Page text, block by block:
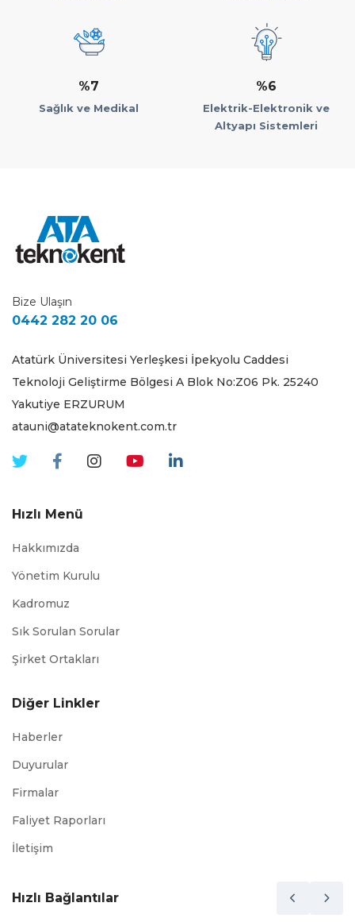
%7
Sağlık ve Medikal
%6
Elektrik-Elektronik ve
Altyapı Sistemleri
Bize Ulaşın
0442 282 20 06
Atatürk Üniversitesi Yerleşkesi İpekyolu Caddesi
Teknoloji Geliştirme Bölgesi A Blok No:Z06 Pk. 25240
Yakutiye ERZURUM
atauni@atateknokent.com.tr
Hızlı Menü
Hakkımızda
Yönetim Kurulu
Kadromuz
Sık Sorulan Sorular
Şirket Ortakları
Diğer Linkler
Haberler
Duyurular
Firmalar
Faliyet Raporları
İletişim
Hızlı Bağlantılar